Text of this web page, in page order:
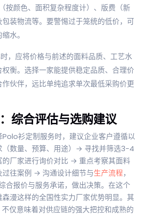
按颜色、面积复杂程度计）、版费（新
装物流等。要警惕过于笼统的低价，可
水。
，应将价格与前述的面料品质、工艺水
衡。选择一家能提供稳定品质、合理价
伙伴，远比单纯追求单次最低采购价更
综合评估与选购建议
衫定制服务时，建议企业客户遵循以
（数量、预算、用途）→ 寻找并筛选3-4
的厂家进行询价对比 → 重点考察其面料
过往案例 → 沟通设计细节与生产流程，
合报价与服务承诺，做出决策。在这个
漫这样的全国性实力厂家优势明显。其
仅意味着对供应链的强大把控和成熟的